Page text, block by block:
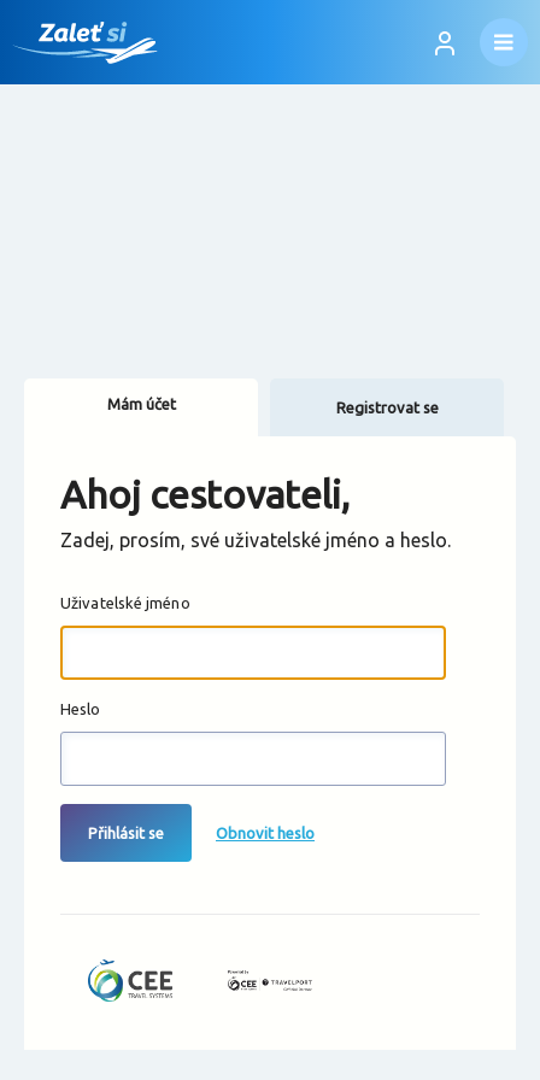
Změnit měnu
Mám účet Registrovat se
Ahoj cestovateli,
Zadej, prosím, své uživatelské jméno a heslo.
Uživatelské jméno
Heslo
Přihlásit se Obnovit heslo